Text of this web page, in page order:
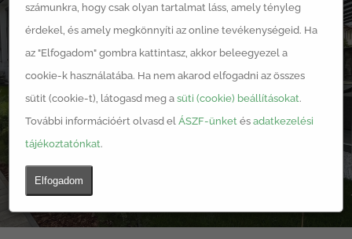
számunkra, hogy csak olyan tartalmat láss, amely tényleg
érdekel, és amely megkönnyíti az online tevékenységeid. Ha
az "Elfogadom" gombra kattintasz, akkor beleegyezel a
cookie-k használatába. Ha nem akarod elfogadni az összes
sütit (cookie-t), látogasd meg asüti (cookie) beállításokat.
További információért olvasd elÁSZF-ünket ésadatkezelési
tájékoztatónkat.
Elfogadom
Csatlakozz hozzánk
kivitelező partnerként!